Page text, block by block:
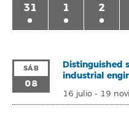
31 1 2
SÁB
08
Distinguished
industrial
16 julio- 19